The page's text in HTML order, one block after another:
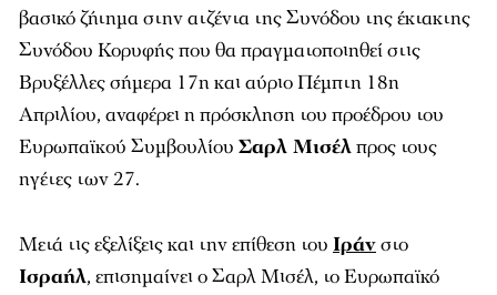
βασικό ζήτημα στην ατζέντα της Συνόδου της έκτακτης
Συνόδου Κορυφής που θα πραγματοποιηθεί στις
Βρυξέλλες σήμερα 17η και αύριο Πέμπτη 18η
Απριλίου, αναφέρει η πρόσκληση του προέδρου του
Ευρωπαϊκού Συμβουλίου Σαρλ Μισέλπρος τους
ηγέτες των 27.
Μετά τις εξελίξεις και την επίθεση του Ιράνστο
Ισραήλ, επισημαίνει ο Σαρλ Μισέλ, το Ευρωπαϊκό